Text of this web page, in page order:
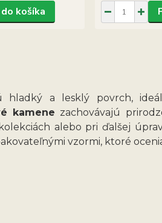
košíka
hladký a lesklý povrch,
kamene zachovávajú
alebo pri ďalšej
vzormi, ktoré